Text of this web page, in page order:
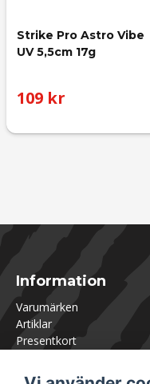
Strike Pro Astro Vibe
UV 5,5cm 17g
109 kr
Information
Varumärken
Artiklar
Presentkort
Om Utklasad